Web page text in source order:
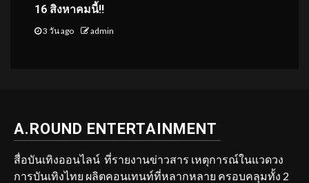
16 สิงหาคมนี้!!
3 วัน ago admin
A.ROUND ENTERTAINMENT
สื่อบันเทิงออนไลน์ ที่รายงานข่าวสาร เหตุการณ์ในแวดวง
การบันเทิงไทย ผลิตคอนเทนท์ที่หลากหลาย ครอบคลุมทั้ง 2